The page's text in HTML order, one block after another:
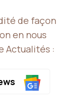
de façon
en nous
Actualités :